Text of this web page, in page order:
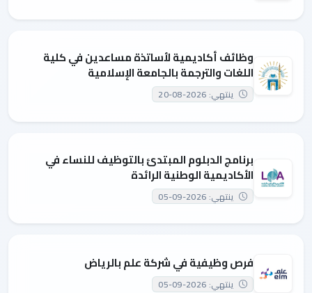
وظائف أكاديمية لأساتذة مساعدين في كلية
اللغات والترجمة بالجامعة الإسلامية
ينتهي: 2026-08-20
برنامج الدبلوم المبتدئ بالتوظيف للنساء في
الأكاديمية الوطنية الرائدة
ينتهي: 2026-09-05
فرص وظيفية في شركة علم بالرياض
ينتهي: 2026-09-05